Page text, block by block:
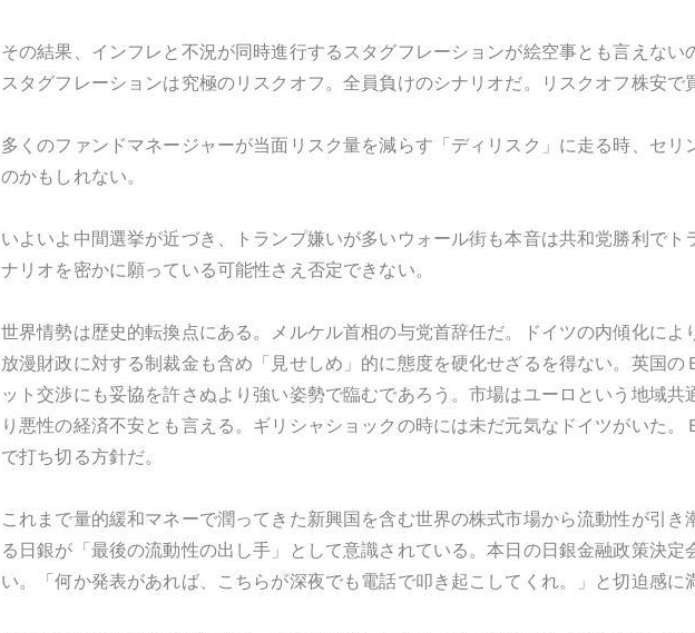
その結果、インフレと不況が同時進行するスタグフレーションが絵空事とも言えない
スタグフレーションは究極のリスクオフ。全員負けのシナリオだ。リスクオフ株安で
多くのファンドマネージャーが当面リスク量を減らす「ディリスク」に走る時、セ
のかもしれない。
いよいよ中間選挙が近づき、トランプ嫌いが多いウォール街も本音は共和党勝利で
ナリオを密かに願っている可能性さえ否定できない。
世界情勢は歴史的転換点にある。メルケル首相の与党首辞任だ。ドイツの内傾化に
放漫財政に対する制裁金も含め「見せしめ」的に態度を硬化せざるを得ない。英国
ット交渉にも妥協を許さぬより強い姿勢で臨むであろう。市場はユーロという地域
り悪性の経済不安とも言える。ギリシャショックの時には未だ元気なドイツがいた
で打ち切る方針だ。
これまで量的緩和マネーで潤ってきた新興国を含む世界の株式市場から流動性が引
る日銀が「最後の流動性の出し手」として意識されている。本日の日銀金融政策決
い。「何か発表があれば、こちらが深夜でも電話で叩き起こしてくれ。」と切迫感に